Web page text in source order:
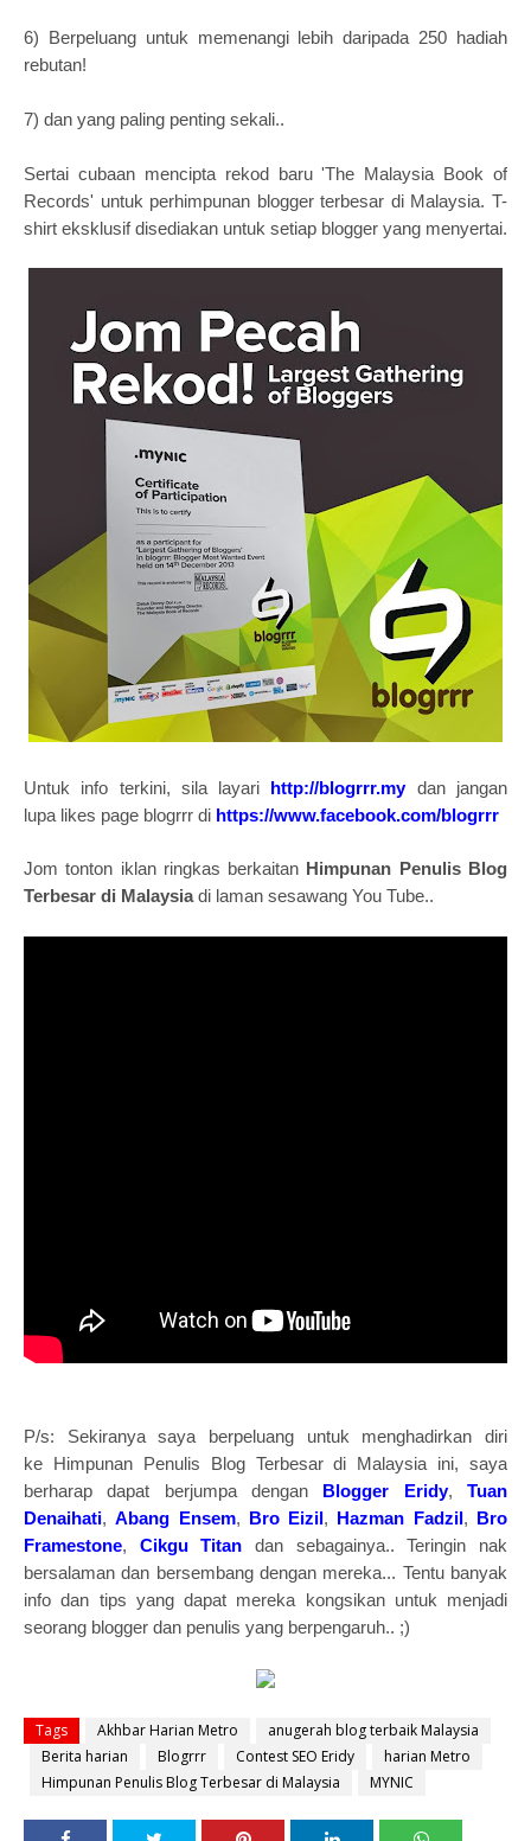
6) Berpeluang untuk memenangi lebih daripada 250 hadiah
rebutan!
7) dan yang paling penting sekali..
Sertai cubaan mencipta rekod baru 'The Malaysia Book of
Records' untuk perhimpunan blogger terbesar di Malaysia. T-
shirt eksklusif disediakan untuk setiap blogger yang menyertai.
Untuk info terkini, sila layari http://blogrrr.my dan jangan
lupa likes page blogrrr di https://www.facebook.com/blogrrr
Jom tonton iklan ringkas berkaitan Himpunan Penulis Blog
Terbesar di Malaysiadi laman sesawang You Tube..
P/s: Sekiranya saya berpeluang untuk menghadirkan diri
ke Himpunan Penulis Blog Terbesar di Malaysia ini, saya
berharap dapat berjumpa dengan Blogger Eridy,Tuan
Denaihati,Abang Ensem, Bro Eizil, Hazman Fadzil, Bro
Framestone, Cikgu Titan dan sebagainya.. Teringin nak
bersalaman dan bersembang dengan mereka... Tentu banyak
info dan tips yang dapat mereka kongsikan untuk menjadi
seorang blogger dan penulis yang berpengaruh.. ;)
Tags Akhbar Harian Metro
anugerah blog terbaik Malaysia
Berita harian
Blogrrr Contest SEO Eridy
harian Metro
Himpunan Penulis Blog Terbesar di Malaysia
MYNIC